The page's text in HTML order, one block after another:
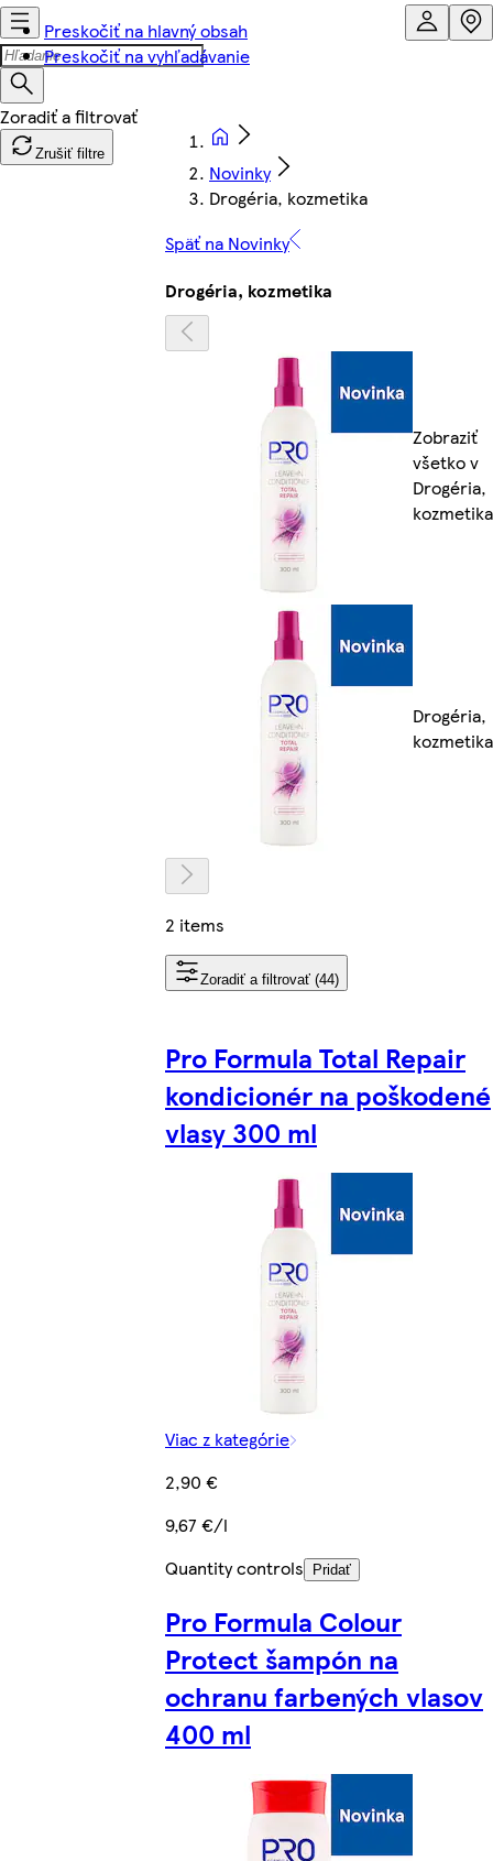
Preskočiť na hlavný obsah
Preskočiť na vyhľadávanie
Zrušiť filtre
Novinky
Drogéria, kozmetika
Späť na Novinky
Drogéria, kozmetika
Zobraziť
všetko v
Drogéria,
kozmetika
Drogéria,
kozmetika
2 items
Zoradiť a filtrovať (44)
Pro Formula Total Repair
kondicionér na poškodené
vlasy 300 ml
Viac z kategórie
2,90 €
9,67 €/l
Quantity controls
Pridať
Pro Formula Colour
Protect šampón na
ochranu farbených vlasov
400 ml